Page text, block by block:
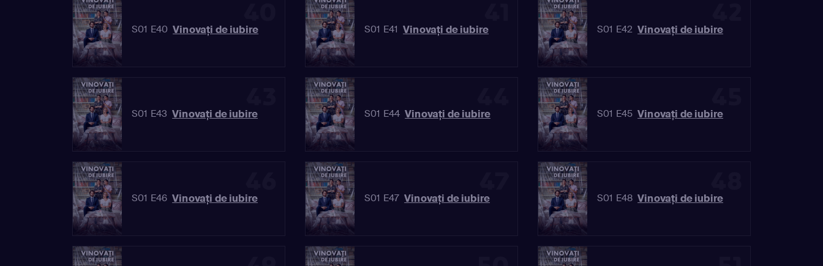
S01 E40 Vinovaţi de iubire S01 E41 Vinovaţi de iubire S01 E42 Vinovaţi de iubire
S01 E43 Vinovaţi de iubire S01 E44 Vinovaţi de iubire S01 E45 Vinovaţi de iubire
S01 E46 Vinovaţi de iubire S01 E47 Vinovaţi de iubire S01 E48 Vinovaţi de iubire